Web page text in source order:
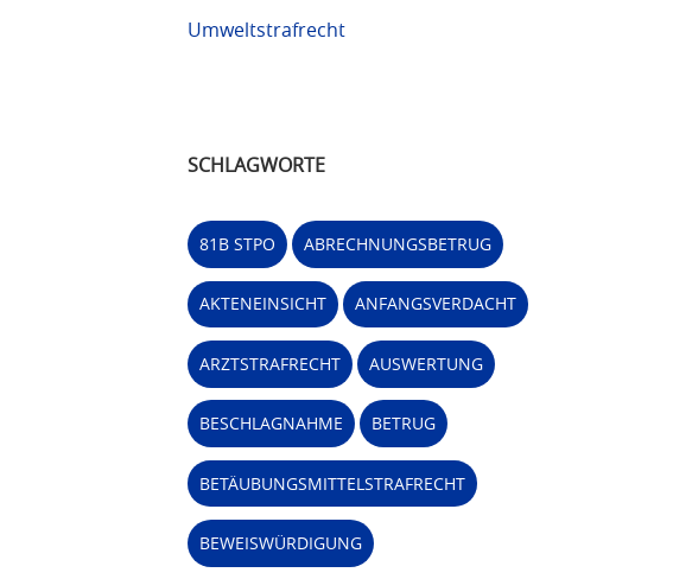
Umweltstrafrecht
SCHLAGWORTE
81B STPO ABRECHNUNGSBETRUG
AKTENEINSICHT ANFANGSVERDACHT
ARZTSTRAFRECHT AUSWERTUNG
BESCHLAGNAHME BETRUG
BETÄUBUNGSMITTELSTRAFRECHT
BEWEISWÜRDIGUNG